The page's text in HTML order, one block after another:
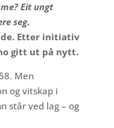
Eit ungt
seg.
Etter initiativ
gitt ut på nytt.
Men
og vitskap i
står ved lag – og